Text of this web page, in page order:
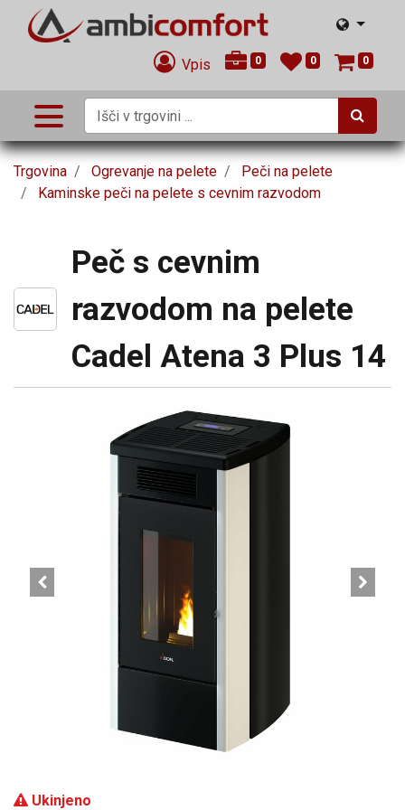
Vpis 0 0 0
Trgovina Ogrevanje na pelete
Peči na pelete
Kaminske peči na pelete s cevnim razvodom
Peč s cevnim
razvodom na pelete
Cadel Atena 3 Plus 14
Ukinjeno